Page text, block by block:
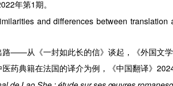
年第1期。
and differences between translation
——从《一封如此长的信》谈起，《外国文学
典籍在法国的译介为例，《中国翻译》2024